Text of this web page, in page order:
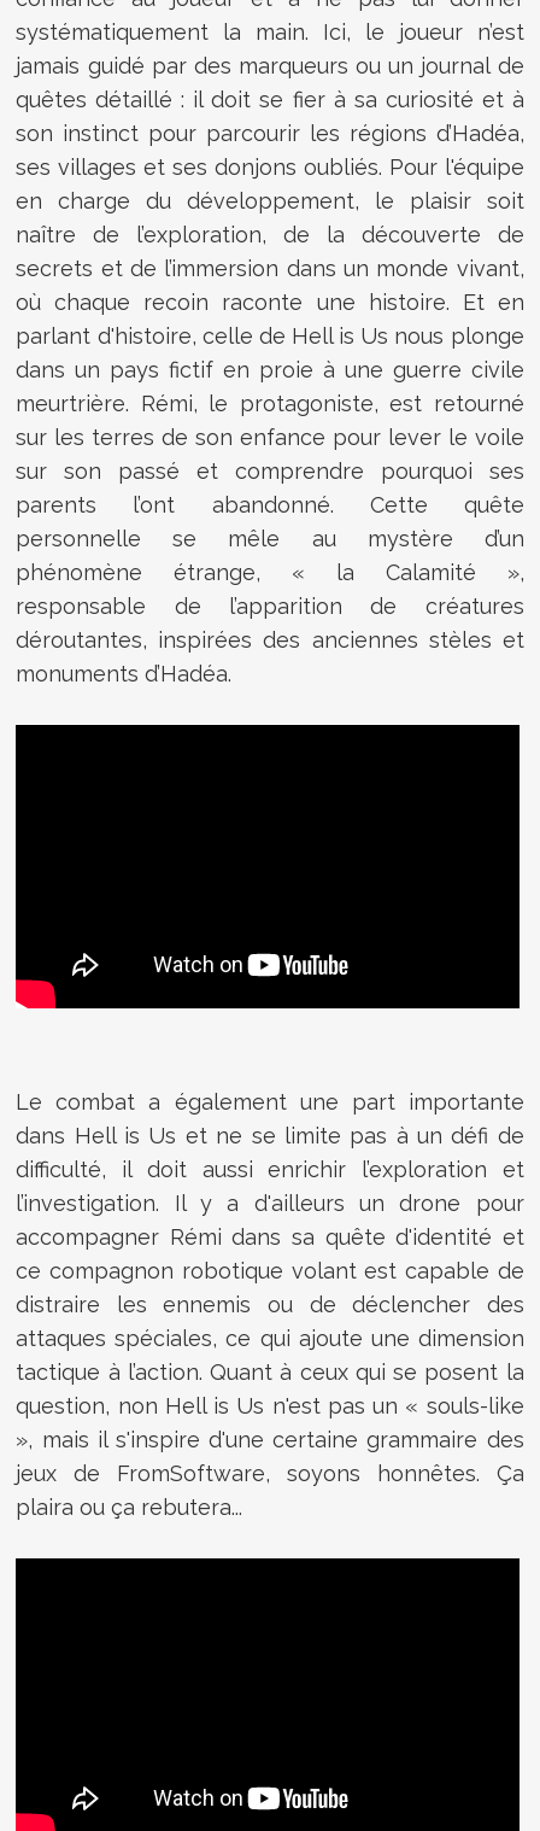
systématiquement la main. Ici, le joueur n’est
jamais guidé par des marqueurs ou un journal de
quêtes détaillé : il doit se fier à sa curiosité et à
son instinct pour parcourir les régions d’Hadéa,
ses villages et ses donjons oubliés. Pour l'équipe
en charge du développement, le plaisir soit
naître de l’exploration, de la découverte de
secrets et de l’immersion dans un monde vivant,
où chaque recoin raconte une histoire. Et en
parlant d'histoire, celle de Hell is Us nous plonge
dans un pays fictif en proie à une guerre civile
meurtrière. Rémi, le protagoniste, est retourné
sur les terres de son enfance pour lever le voile
sur son passé et comprendre pourquoi ses
parents l’ont abandonné. Cette quête
personnelle se mêle au mystère d’un
phénomène étrange, « la Calamité »,
responsable de l’apparition de créatures
déroutantes, inspirées des anciennes stèles et
monuments d’Hadéa.
Le combat a également une part importante
dans Hell is Us et ne se limite pas à un défi de
difficulté, il doit aussi enrichir l’exploration et
l’investigation. Il y a d'ailleurs un drone pour
accompagner Rémi dans sa quête d'identité et
ce compagnon robotique volant est capable de
distraire les ennemis ou de déclencher des
attaques spéciales, ce qui ajoute une dimension
tactique à l’action. Quant à ceux qui se posent la
question, non Hell is Us n'est pas un « souls-like
», mais il s'inspire d'une certaine grammaire des
jeux de FromSoftware, soyons honnêtes. Ça
plaira ou ça rebutera...